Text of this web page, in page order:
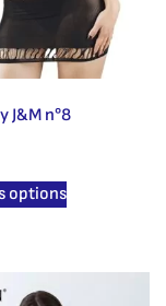
J&M n°8
options